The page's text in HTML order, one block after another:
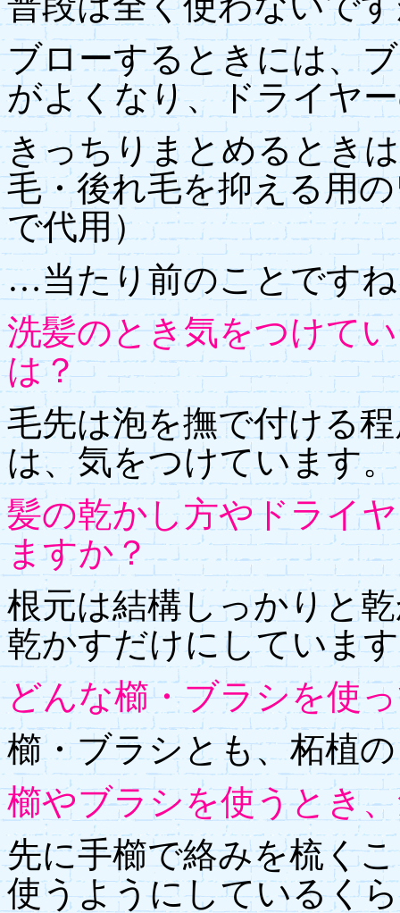
ブローするときには、
がよくなり、ドライヤ
きっちりまとめるとき
毛・後れ毛を抑える用
で代用）
…当たり前のことです
洗髪のとき気をつけて
は？
毛先は泡を撫で付ける
は、気をつけています。
髪の乾かし方やドライ
ますか？
根元は結構しっかりと
乾かすだけにしていま
どんな櫛・ブラシを使
櫛・ブラシとも、柘植
櫛やブラシを使うとき
先に手櫛で絡みを梳く
使うようにしているく